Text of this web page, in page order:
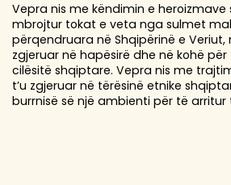
Vepra nis me këndimin e
mbrojtur tokat e veta nga sulmet
përqendruara në Shqipërinë e Veriut,
zgjeruar në hapësirë dhe në kohë
cilësitë shqiptare. Vepra nis me
t’u zgjeruar në tërësinë etnike
burrnisë së një ambienti për të